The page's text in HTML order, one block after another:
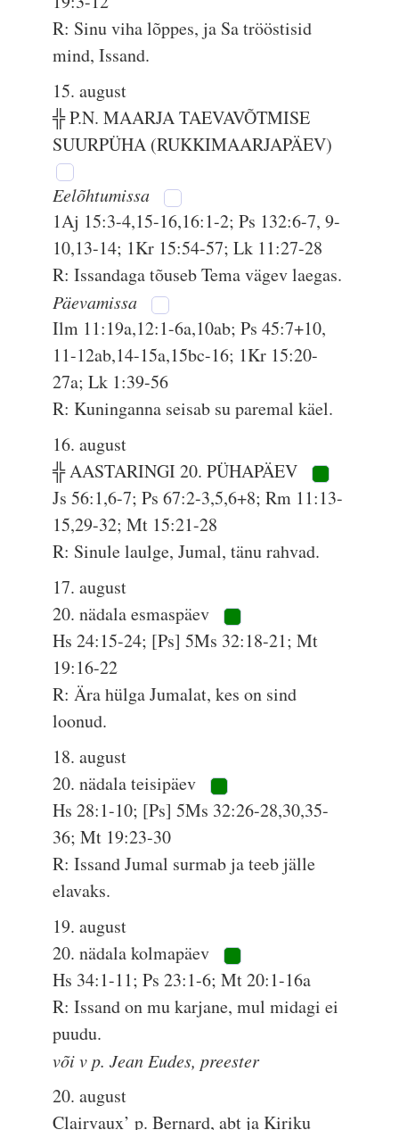
R: Sinu viha lõppes, ja Sa trööstisid
mind, Issand.
15. august
╬ P.N. MAARJA TAEVAVÕTMISE
SUURPÜHA (RUKKIMAARJAPÄEV)
Eelõhtumissa
1Aj 15:3-4,15-16,16:1-2; Ps 132:6-7, 9-
10,13-14; 1Kr 15:54-57; Lk 11:27-28
R: Issandaga tõuseb Tema vägev laegas.
Päevamissa
Ilm 11:19a,12:1-6a,10ab; Ps 45:7+10,
11-12ab,14-15a,15bc-16; 1Kr 15:20-
27a; Lk 1:39-56
R: Kuninganna seisab su paremal käel.
16. august
╬ AASTARINGI 20. PÜHAPÄEV
Js 56:1,6-7; Ps 67:2-3,5,6+8; Rm 11:13-
15,29-32; Mt 15:21-28
R: Sinule laulge, Jumal, tänu rahvad.
17. august
20. nädala esmaspäev
Hs 24:15-24; [Ps] 5Ms 32:18-21; Mt
19:16-22
R: Ära hülga Jumalat, kes on sind
loonud.
18. august
20. nädala teisipäev
Hs 28:1-10; [Ps] 5Ms 32:26-28,30,35-
36; Mt 19:23-30
R: Issand Jumal surmab ja teeb jälle
elavaks.
19. august
20. nädala kolmapäev
Hs 34:1-11; Ps 23:1-6; Mt 20:1-16a
R: Issand on mu karjane, mul midagi ei
puudu.
või v p. Jean Eudes, preester
20. august
Clairvaux’ p. Bernard, abt ja Kiriku